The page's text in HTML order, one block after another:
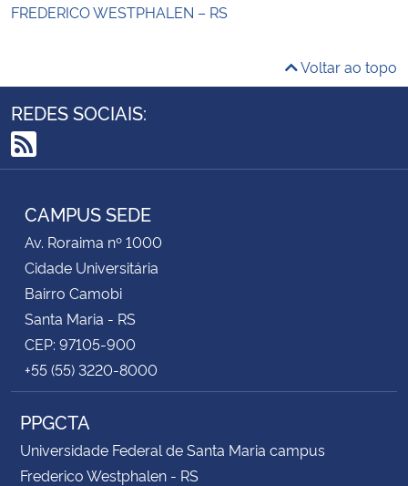
FREDERICO WESTPHALEN – RS
Voltar ao topo
REDES SOCIAIS:
RSS
CAMPUS SEDE
Av. Roraima nº 1000
Cidade Universitária
Bairro Camobi
Santa Maria - RS
CEP: 97105-900
+55 (55) 3220-8000
PPGCTA
Universidade Federal de Santa Maria campus
Frederico Westphalen - RS